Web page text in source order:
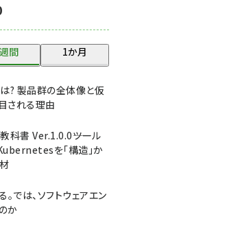
(1477)
(1352)
間 1か月
? 製品群の全体像と仮
される理由
科書 Ver.1.0.0――ツール
を「構造」か
では、ソフトウェアエン
か